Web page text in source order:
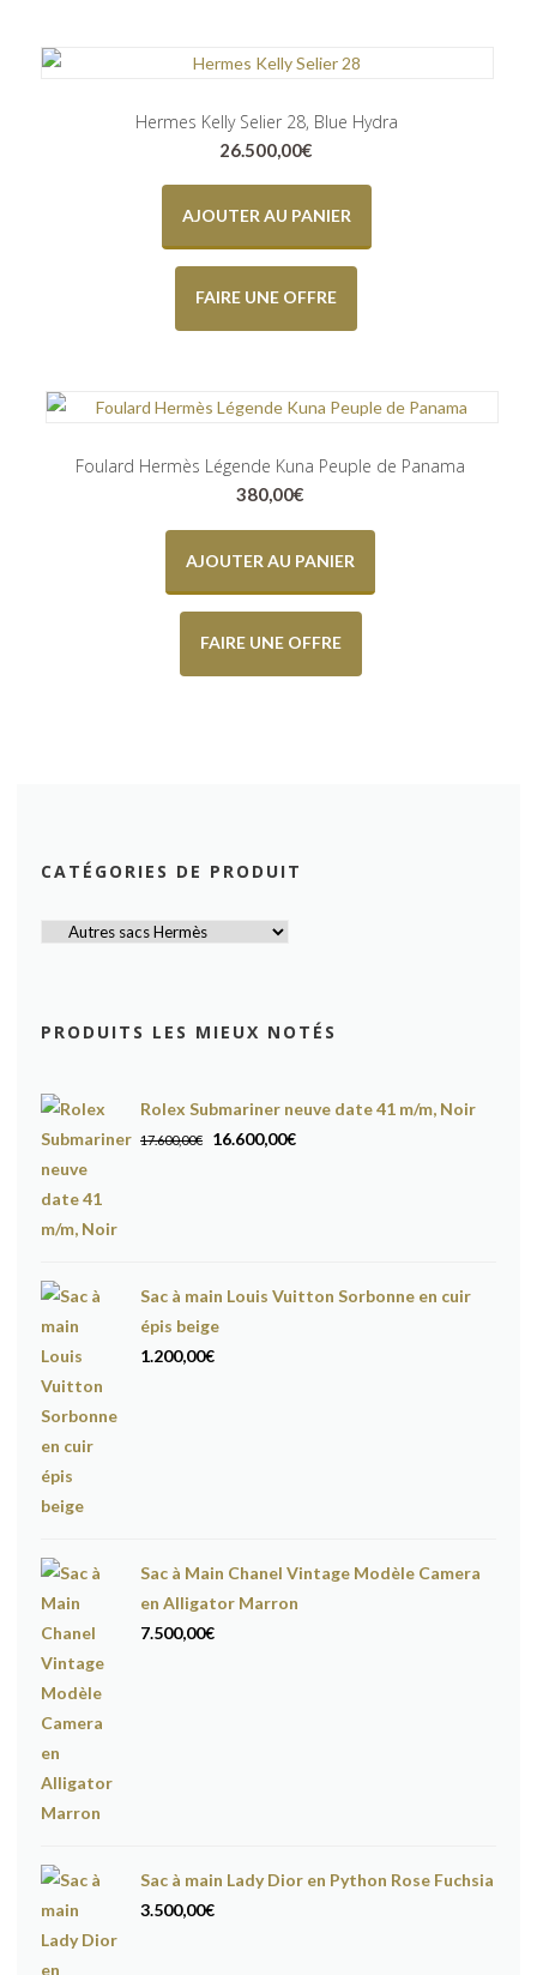
Hermes Kelly Selier 28, Blue Hydra
26.500,00€
AJOUTER AU PANIER
FAIRE UNE OFFRE
Foulard Hermès Légende Kuna Peuple de Panama
380,00€
AJOUTER AU PANIER
FAIRE UNE OFFRE
CATÉGORIES DE PRODUIT
PRODUITS LES MIEUX NOTÉS
Rolex Submariner neuve date 41 m/m, Noir
17.600,00€
Le
16.600,00€Le
Sac à main Louis Vuitton Sorbonne en cuir
épis beige
1.200,00€
Sac à Main Chanel Vintage Modèle Camera
en Alligator Marron
7.500,00€
Sac à main Lady Dior en Python Rose Fuchsia
3.500,00€